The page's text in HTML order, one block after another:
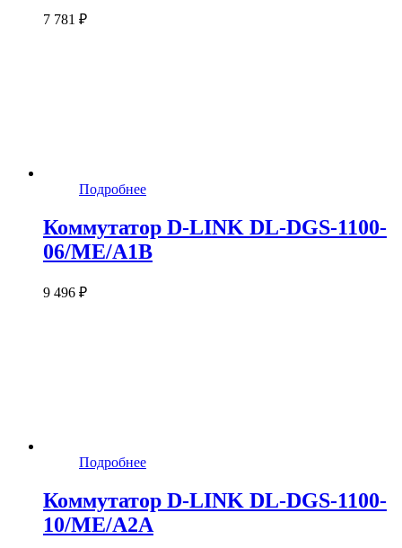
7 781 ₽
Подробнее
Коммутатор D-LINK DL-DGS-1100-
06/ME/A1B
9 496 ₽
Подробнее
Коммутатор D-LINK DL-DGS-1100-
10/ME/A2A